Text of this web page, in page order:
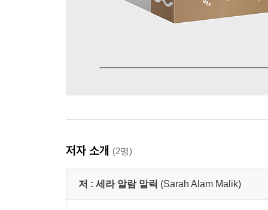
저자 소개 (2명)
저 : 세라 알람 말릭 (Sarah Alam Malik)